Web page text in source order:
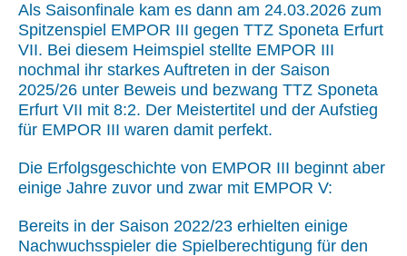
Als Saisonfinale kam es dann am 24.03.2026 zum
Spitzenspiel EMPOR III gegen TTZ Sponeta Erfurt
VII. Bei diesem Heimspiel stellte EMPOR III
nochmal ihr starkes Auftreten in der Saison
2025/26 unter Beweis und bezwang TTZ Sponeta
Erfurt VII mit 8:2. Der Meistertitel und der Aufstieg
für EMPOR III waren damit perfekt.
Die Erfolgsgeschichte von EMPOR III beginnt aber
einige Jahre zuvor und zwar mit EMPOR V:
Bereits in der Saison 2022/23 erhielten einige
Nachwuchsspieler die Spielberechtigung für den